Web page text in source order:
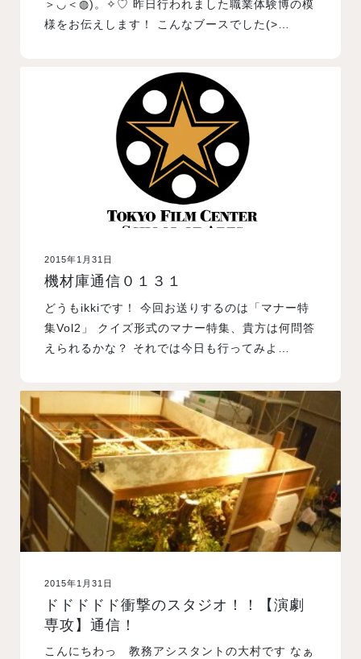
＞◡＜◍)。✧♡ 昨日行われました職業体験博の模
様をお伝えします！ こんなブースでした(>…
2015年1月31日
機材庫通信０１３１
どうもikkiです！ 今回お送りするのは「マナー特
集Vol2」 クイズ形式のマナー特集、貴方は何問答
えられるかな？ それでは今日も行ってみよ…
2015年1月31日
ドドドドド衝撃のスタジオ！！【演劇
専攻】通信！
こんにちわっ 教務アシスタントの大村です なぁ